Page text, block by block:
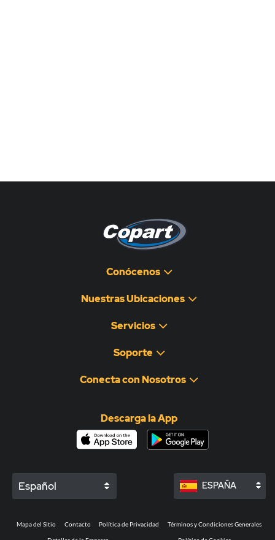
Conócenos
Nuestras Ubicaciones
Servicios
Soporte
Conecta con Nosotros
Descarga la App
Español ESPAÑA
Mapa del Sitio Contacto Política de Privacidad Términos y Condiciones Generales